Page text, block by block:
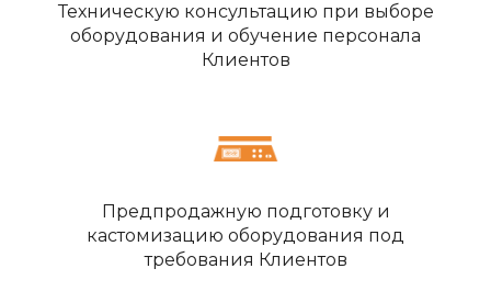
Техническую консультацию при выборе
оборудования и обучение персонала
Клиентов
Предпродажную подготовку и
кастомизацию оборудования под
требования Клиентов